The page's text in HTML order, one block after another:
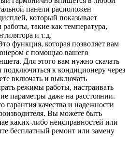
панели расположен
который показывает
такие как температура,
и т.д.
функция, которая позволяет вам
с помощью вашего
Для этого вам нужно скачать
к кондиционеру через
включать и выключать
режимы работы, настраивать
параметры даже на расстоянии.
гарантия качества и надежности
Вы можете быть
каких-либо неисправностей или
бесплатный ремонт или замену